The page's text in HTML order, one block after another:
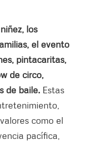
los
el evento
pintacaritas,
de circo,
de baile. Estas
como el
pacífica,